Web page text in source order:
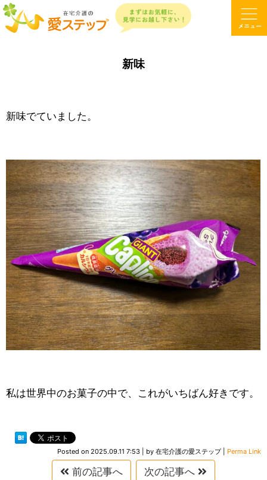
新味
新味でていました。
私は世界中のお菓子の中で、これがいちばん好きです。
Posted on 2025.09.11 7:53 by 在宅介護の愛ステップ| Perma Link
前の記事へ 次の記事へ